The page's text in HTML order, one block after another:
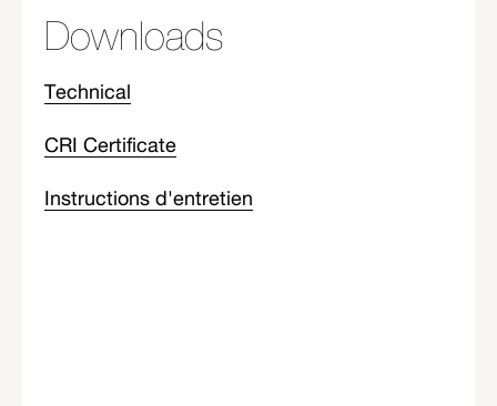
Downloads
Technical
CRI Certificate
Instructions d'entretien